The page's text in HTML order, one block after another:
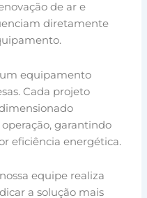
de ar e
diretamente
um equipamento
Cada projeto
garantindo
eficiência energética.
equipe realiza
a solução mais